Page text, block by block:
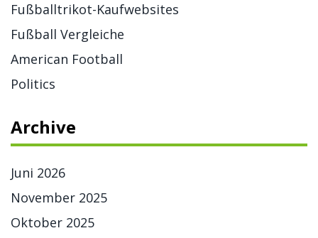
Fußballtrikot-Kaufwebsites
Fußball Vergleiche
American Football
Politics
Archive
Juni 2026
November 2025
Oktober 2025